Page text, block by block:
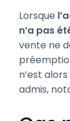
Lorsque
n’a pas
vente ne
n’est
admis,